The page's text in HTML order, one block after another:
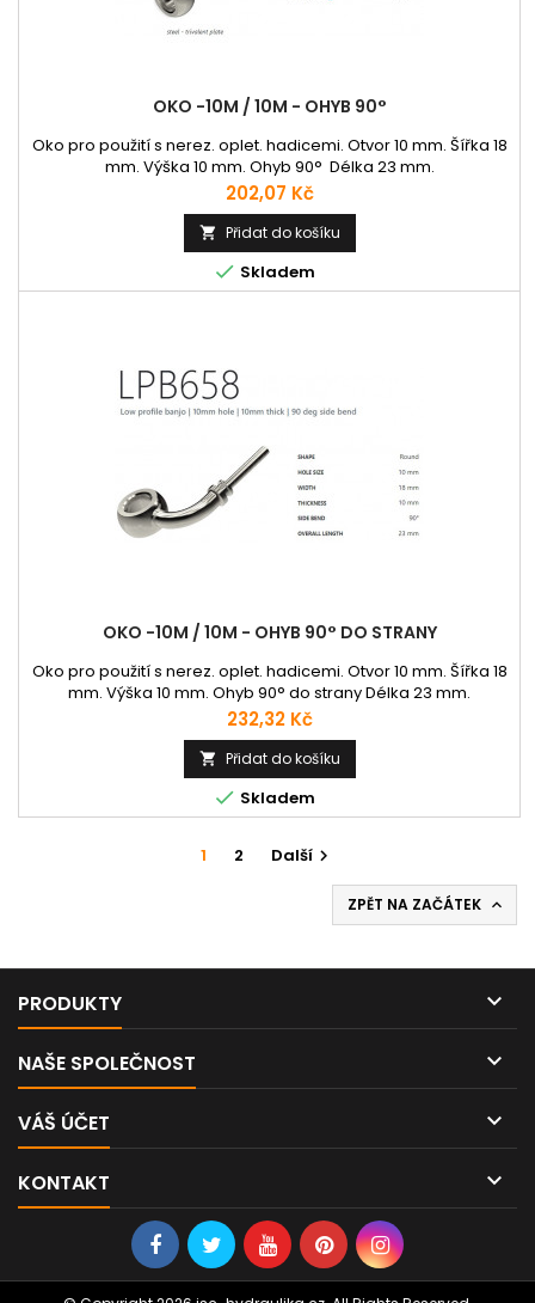
OKO -10M / 10M - OHYB 90°
Oko pro použití s nerez. oplet. hadicemi. Otvor 10 mm. Šířka 18
mm. Výška 10 mm. Ohyb 90° Délka 23 mm.
Cena
202,07 Kč
 Přidat do košíku
 Skladem
OKO -10M / 10M - OHYB 90° DO STRANY
Oko pro použití s nerez. oplet. hadicemi. Otvor 10 mm. Šířka 18
mm. Výška 10 mm. Ohyb 90° do strany Délka 23 mm.
Cena
232,32 Kč
 Přidat do košíku
 Skladem
1 2 Další 
ZPĚT NA ZAČÁTEK 
PRODUKTY 
NAŠE SPOLEČNOST 
VÁŠ ÚČET 
KONTAKT 